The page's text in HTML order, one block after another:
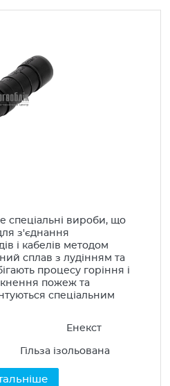
спеціальні вироби, що
з'єднання
і кабелів методом
сплав з лудінням та
процесу горіння і
пожеж та
спеціальним
Енекст
Гільза ізольована